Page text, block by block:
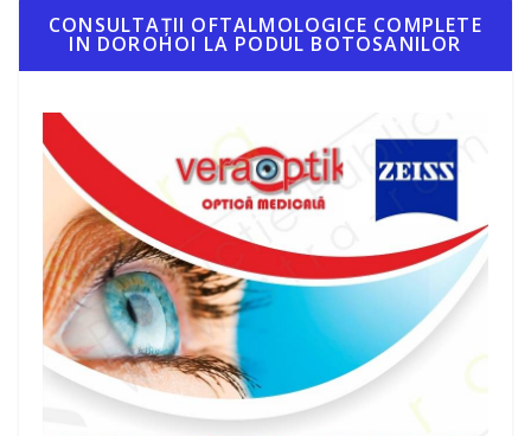
CONSULTAȚII OFTALMOLOGICE COMPLETE
IN DOROHOI LA PODUL BOTOSANILOR